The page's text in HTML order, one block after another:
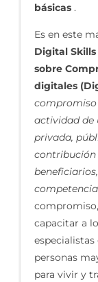
básicas .
Es en este
Digital
sobre
digitales
actividad de
privada,
contribución
capacitar a
especialistas
personas
para vivir y